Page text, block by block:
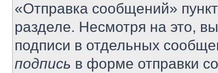
«Отправка сообщений»
разделе. Несмотря на это,
подписи в отдельных
подпись в форме отправки